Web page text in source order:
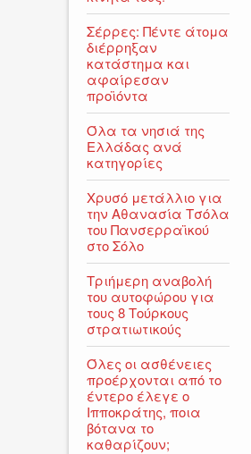
Σέρρες: Πέντε άτομα
διέρρηξαν
κατάστημα και
αφαίρεσαν
προϊόντα
Όλα τα νησιά της
Ελλάδας ανά
κατηγορίες
Χρυσό μετάλλιο για
την Αθανασία Τσόλα
του Πανσερραϊκού
στο Σόλο
Τριήμερη αναβολή
του αυτοφώρου για
τους 8 Τούρκους
στρατιωτικούς
Όλες οι ασθένειες
προέρχονται από το
έντερο έλεγε ο
Ιπποκράτης, ποια
βότανα το
καθαρίζουν;